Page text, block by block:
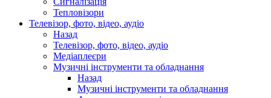
Тепловізори
Телевізор, фото, відео, аудіо
Назад
Телевізор, фото, відео, аудіо
Медіаплеєри
Музичні інструменти та обладнання
Назад
Музичні інструменти та обладнання